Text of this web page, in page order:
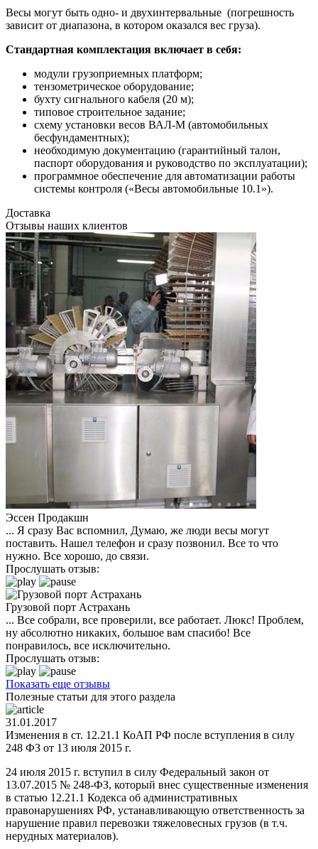
Весы могут быть одно- и двухинтервальные (погрешность
зависит от диапазона, в котором оказался вес груза).
Стандартная комплектация включает в себя:
модули грузоприемных платформ;
тензометрическое оборудование;
бухту сигнального кабеля (20 м);
типовое строительное задание;
схему установки весов ВАЛ-М (автомобильных
бесфундаментных);
необходимую документацию (гарантийный талон,
паспорт оборудования и руководство по эксплуатации);
программное обеспечение для автоматизации работы
системы контроля («Весы автомобильные 10.1»).
Доставка
Отзывы наших клиентов
Эссен Продакшн
... Я сразу Вас вспомнил, Думаю, же люди весы могут
поставить. Нашел телефон и сразу позвонил. Все то что
нужно. Все хорошо, до связи.
Прослушать отзыв:
Грузовой порт Астрахань
... Все собрали, все проверили, все работает. Люкс! Проблем,
ну абсолютно никаких, большое вам спасибо! Все
понравилось, все исключительно.
Прослушать отзыв:
Показать еще отзывы
Полезные статьи для этого раздела
31.01.2017
Изменения в ст. 12.21.1 КоАП РФ после вступления в силу
248 ФЗ от 13 июля 2015 г.
24 июля 2015 г. вступил в силу Федеральный закон от
13.07.2015 № 248-ФЗ, который внес существенные изменения
в статью 12.21.1 Кодекса об административных
правонарушениях РФ, устанавливающую ответственность за
нарушение правил перевозки тяжеловесных грузов (в т.ч.
нерудных материалов).